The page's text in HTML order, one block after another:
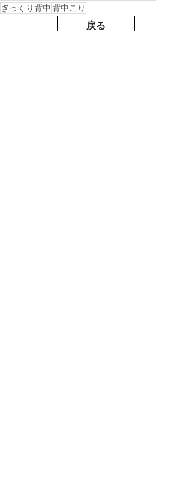
ぎっくり背中 背中こり
戻る